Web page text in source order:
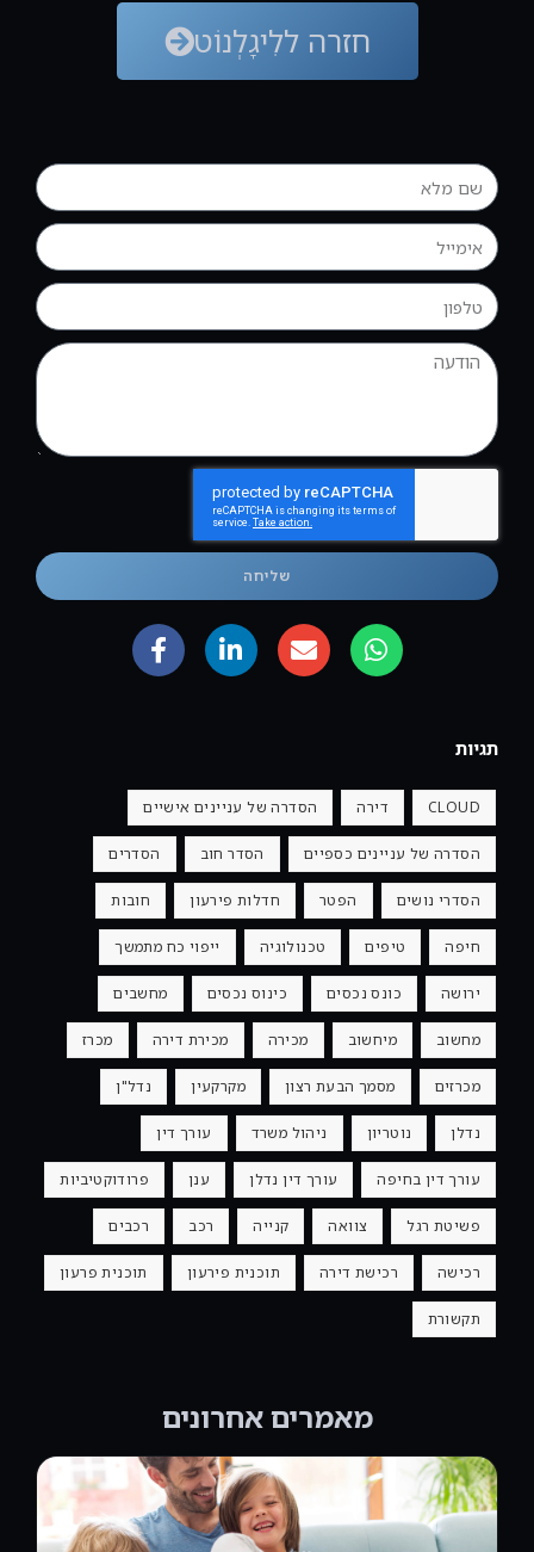
חזרה ללִיגָלְנוֹט
שליחה
תגיות
CLOUD דירה הסדרה של עניינים אישיים
הסדרה של עניינים כספיים הסדר חוב הסדרים
הסדרי נושים הפטר חדלות פירעון חובות
חיפה טיפים טכנולוגיה ייפוי כח מתמשך
ירושה כונס נכסים כינוס נכסים מחשבים
מחשוב מיחשוב מכירה מכירת דירה מכרז
מכרזים מסמך הבעת רצון מקרקעין נדל"ן
נדלן נוטריון ניהול משרד עורך דין
עורך דין בחיפה עורך דין נדלן ענן פרודוקטיביות
פשיטת רגל צוואה קנייה רכב רכבים
רכישה רכישת דירה תוכנית פירעון תוכנית פרעון
תקשורת
מאמרים אחרונים